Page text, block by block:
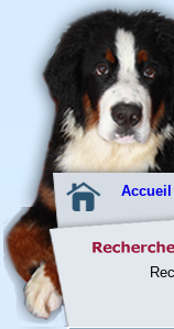
Accueil